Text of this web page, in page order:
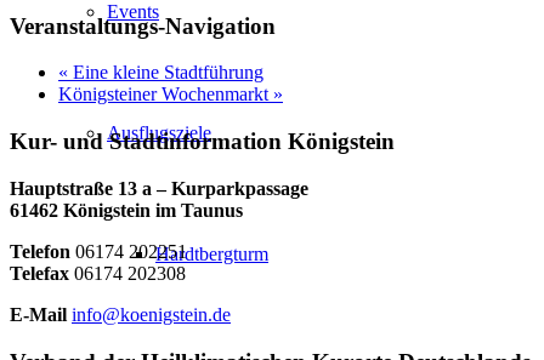
Events
Ausflugsziele
Hardtbergturm
Veranstaltungs-Navigation
« Eine kleine Stadtführung
Königsteiner Wochenmarkt »
Kur- und Stadtinformation Königstein
Hauptstraße 13 a – Kurparkpassage
61462 Königstein im Taunus
Telefon 06174 202251
Telefax 06174 202308
E-Mail info@koenigstein.de